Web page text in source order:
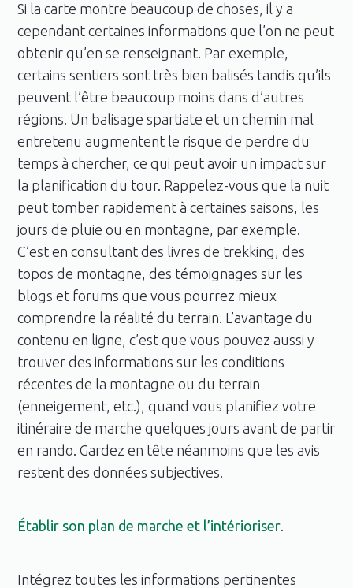
Si la carte montre beaucoup de choses, il y a
cependant certaines informations que l’on ne peut
obtenir qu’en se renseignant. Par exemple,
certains sentiers sont très bien balisés tandis qu’ils
peuvent l’être beaucoup moins dans d’autres
régions. Un balisage spartiate et un chemin mal
entretenu augmentent le risque de perdre du
temps à chercher, ce qui peut avoir un impact sur
la planification du tour. Rappelez-vous que la nuit
peut tomber rapidement à certaines saisons, les
jours de pluie ou en montagne, par exemple.
C’est en consultant des livres de trekking, des
topos de montagne, des témoignages sur les
blogs et forums que vous pourrez mieux
comprendre la réalité du terrain. L’avantage du
contenu en ligne, c’est que vous pouvez aussi y
trouver des informations sur les conditions
récentes de la montagne ou du terrain
(enneigement, etc.), quand vous planifiez votre
itinéraire de marche quelques jours avant de partir
en rando. Gardez en tête néanmoins que les avis
restent des données subjectives.
Établir son plan de marche et l’intérioriser.
Intégrez toutes les informations pertinentes